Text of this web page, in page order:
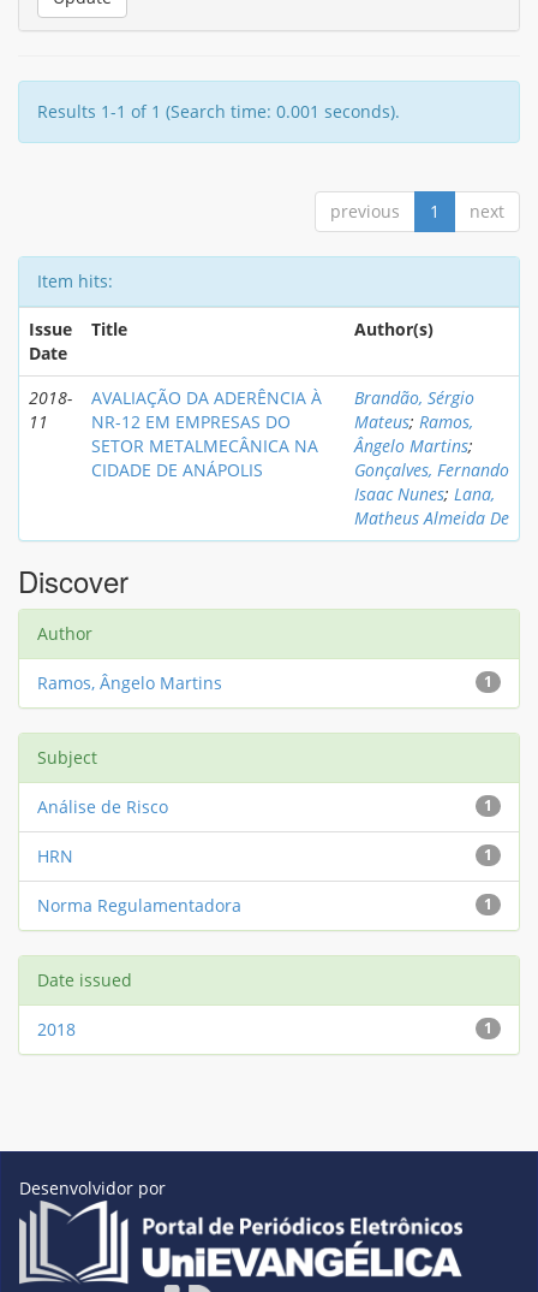
Results 1-1 of 1 (Search time: 0.001 seconds).
previous 1 next
Item hits:
Issue
Date
Title Author(s)
2018-
11
AVALIAÇÃO DA ADERÊNCIA À
NR-12 EM EMPRESAS DO
SETOR METALMECÂNICA NA
CIDADE DE ANÁPOLIS
Brandão, Sérgio
Mateus; Ramos,
Ângelo Martins;
Gonçalves, Fernando
Isaac Nunes; Lana,
Matheus Almeida De
Discover
Author
1
Ramos, Ângelo Martins
Subject
1
Análise de Risco
1
HRN
1
Norma Regulamentadora
Date issued
1
2018
Desenvolvidor por